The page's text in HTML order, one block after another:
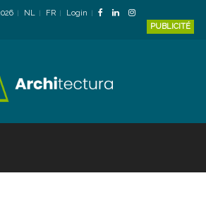
NL FR
Login
PUBLICITÉ